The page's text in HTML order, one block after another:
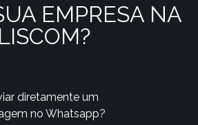
EMPRESA NA
LISCOM?
diretamente um
no Whatsapp?